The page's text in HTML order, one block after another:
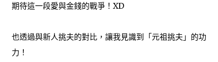
期待這一段愛與金錢的戰爭！XD
也透過與新人挑夫的對比，讓我見識到「元祖挑夫」的功
力！